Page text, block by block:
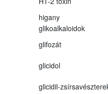
higany
glikoalkaloidok
glifozát
glicidol
glicidil-